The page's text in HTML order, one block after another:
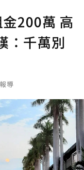
200萬 高
：千萬別
導